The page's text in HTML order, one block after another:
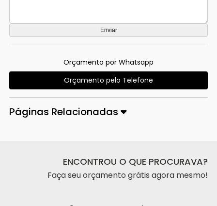
Orçamento por Whatsapp
Orçamento pelo Telefone
Páginas Relacionadas
ENCONTROU O QUE PROCURAVA?
Faça seu orçamento grátis agora mesmo!